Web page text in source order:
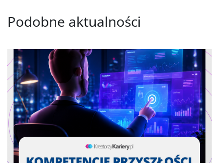
Podobne aktualności